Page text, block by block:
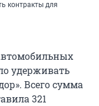
контракты для
удерживать
Всего сумма
321